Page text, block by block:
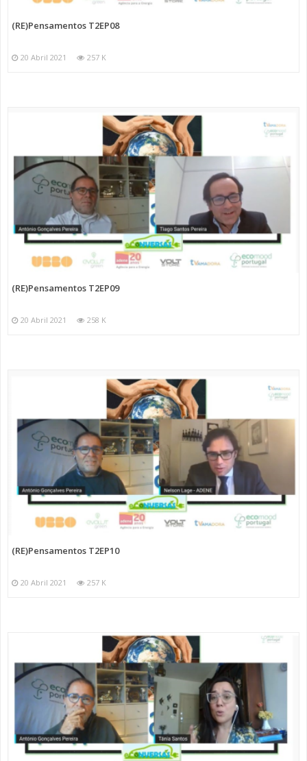
(RE)Pensamentos T2EP08
20 Abril 2021 257 K
(RE)Pensamentos T2EP09
20 Abril 2021 258 K
(RE)Pensamentos T2EP10
20 Abril 2021 257 K